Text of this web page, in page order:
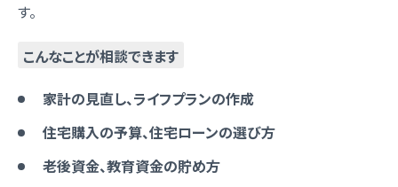
す。
こんなことが相談できます
家計の見直し、ライフプランの作成
住宅購入の予算、住宅ローンの選び方
老後資金、教育資金の貯め方